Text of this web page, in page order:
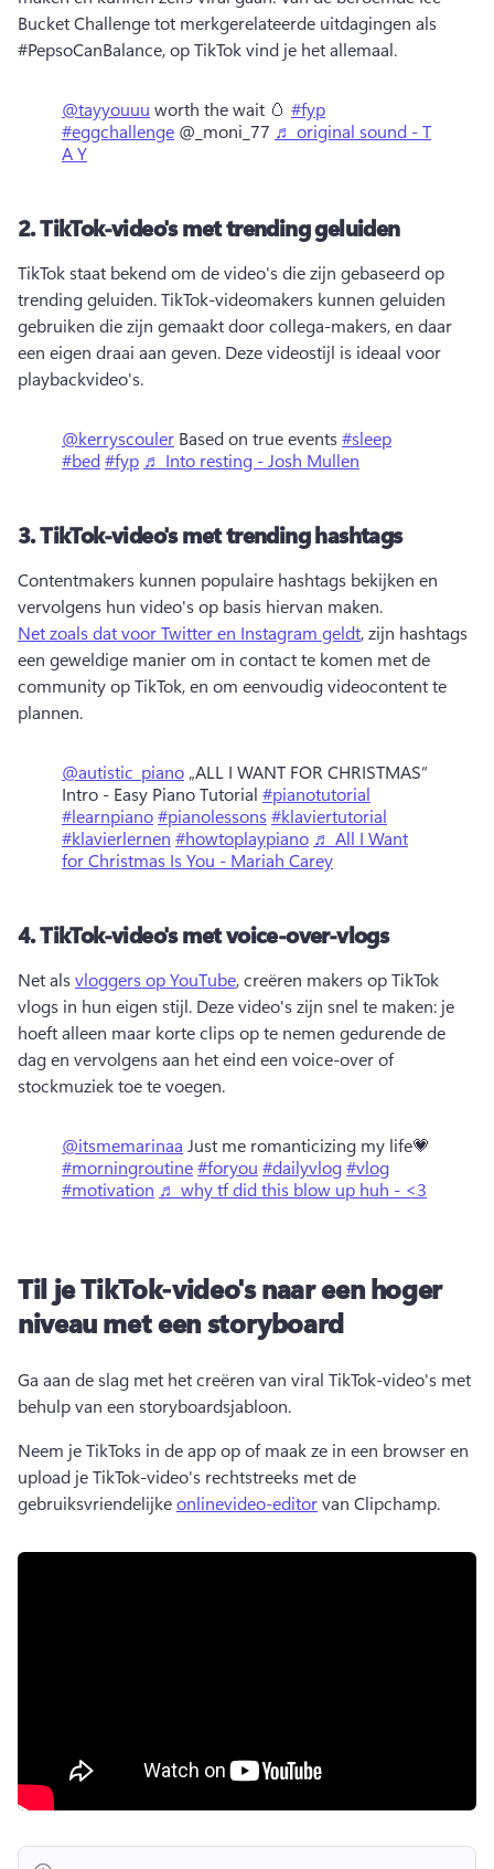
Bucket Challenge tot merkgerelateerde uitdagingen als
#PepsoCanBalance, op TikTok vind je het allemaal.
@tayyouuu worth the wait 🥚 #fyp
#eggchallenge @_moni_77 ♬ original sound - T
A Y
2.TikTok-video's met trending geluiden
TikTok staat bekend om de video's die zijn gebaseerd op
trending geluiden. TikTok-videomakers kunnen geluiden
gebruiken die zijn gemaakt door collega-makers, en daar
een eigen draai aan geven. Deze videostijl is ideaal voor
playbackvideo's.
@kerryscouler Based on true events#sleep
#bed#fyp ♬ Into resting - Josh Mullen
3.TikTok-video's met trending hashtags
Contentmakers kunnen populaire hashtags bekijken en
vervolgens hun video's op basis hiervan maken.
Net zoals dat voor Twitter en Instagram geldt, zijn hashtags
een geweldige manier om in contact te komen met de
community op TikTok, en om eenvoudig videocontent te
plannen.
@autistic_piano „ALL I WANT FOR CHRISTMAS“
Intro - Easy Piano Tutorial #pianotutorial
#learnpiano#pianolessons#klaviertutorial
#klavierlernen #howtoplaypiano ♬ All I Want
for Christmas Is You - Mariah Carey
4.TikTok-video's met voice-over-vlogs
Net als vloggers op YouTube, creëren makers op TikTok
vlogs in hun eigen stijl. Deze video's zijn snel te maken: je
hoeft alleen maar korte clips op te nemen gedurende de
dag en vervolgens aan het eind een voice-over of
stockmuziek toe te voegen.
@itsmemarinaa Just me romanticizing my life💗
#morningroutine#foryou #dailyvlog#vlog
#motivation ♬ why tf did this blow up huh - <3
Til je TikTok-video's naar een hoger
niveau met een storyboard
Ga aan de slag met het creëren van viral TikTok-video's met
behulp van een storyboardsjabloon.
Neem je TikToks in de app op of maak ze in een browser en
upload je TikTok-video's rechtstreeks met de
gebruiksvriendelijke onlinevideo-editor van Clipchamp.